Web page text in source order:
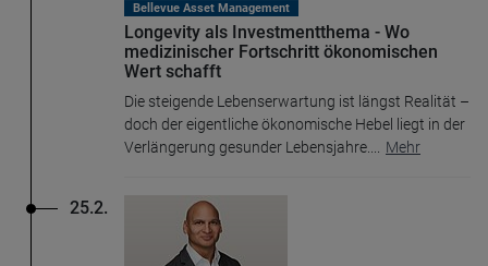
Bellevue Asset Management
Longevity als Investmentthema - Wo
medizinischer Fortschritt ökonomischen
Wert schafft
Die steigende Lebenserwartung ist längst Realität –
doch der eigentliche ökonomische Hebel liegt in der
Verlängerung gesunder Lebensjahre.
Mehr
25.2.